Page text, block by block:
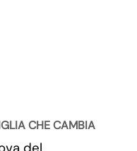
CHE CAMBIA